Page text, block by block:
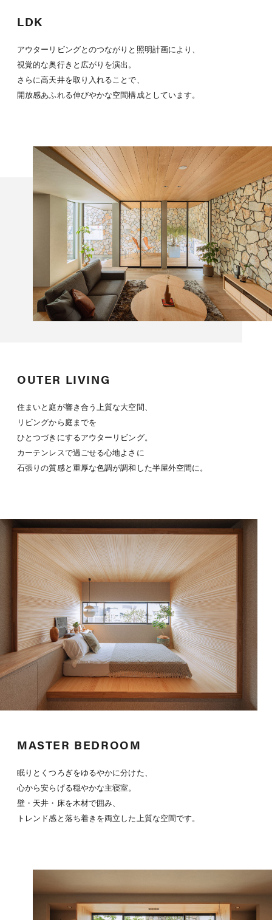
LDK
アウターリビングとのつながりと照明計画により、
視覚的な奥行きと広がりを演出。
さらに高天井を取り入れることで、
開放感あふれる伸びやかな空間構成としています。
OUTER LIVING
住まいと庭が響き合う上質な大空間、
リビングから庭までを
ひとつづきにするアウターリビング。
カーテンレスで過ごせる心地よさに
石張りの質感と重厚な色調が調和した半屋外空間に。
MASTER BEDROOM
眠りとくつろぎをゆるやかに分けた、
心から安らげる穏やかな主寝室。
壁・天井・床を木材で囲み、
トレンド感と落ち着きを両立した上質な空間です。